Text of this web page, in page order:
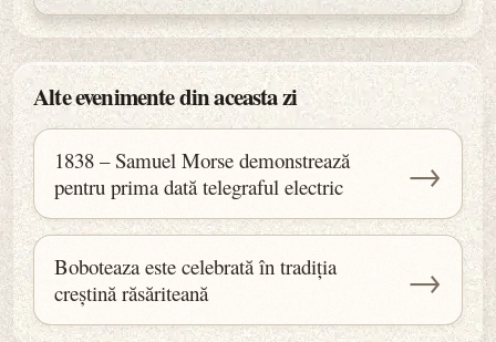
Alte evenimente din aceasta zi
1838 – Samuel Morse demonstrează
pentru prima dată telegraful electric
→
Boboteaza este celebrată în tradiția
creștină răsăriteană
→